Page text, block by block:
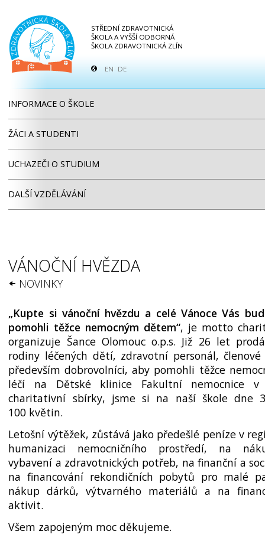
STŘEDNÍ ZDRAVOTNICKÁ
ŠKOLA A VYŠŠÍ ODBORNÁ
ŠKOLA ZDRAVOTNICKÁ ZLÍN
EN DE
INFORMACE O ŠKOLE
ŽÁCI A STUDENTI
UCHAZEČI O STUDIUM
DALŠÍ VZDĚLÁVÁNÍ
VÁNOČNÍ HVĚZDA
NOVINKY
„Kupte si vánoční hvězdu a celé Vánoce Vás
pomohli těžce nemocným dětem“, je motto
organizuje Šance Olomouc o.p.s. Již 26 let
rodiny léčených dětí, zdravotní personál,
především dobrovolníci, aby pomohli těžce
léčí na Dětské klinice Fakultní nemocnice v
charitativní sbírky, jsme si na naší škole dne
100 květin.
Letošní výtěžek, zůstává jako předešlé peníze v
humanizaci nemocničního prostředí, na
vybavení a zdravotnic­kých potřeb, na finanční a
na financování rekondičních pobytů pro malé
nákup dárků, výtvarného materiálů a na
aktivit.
Všem zapojeným moc děkujeme.